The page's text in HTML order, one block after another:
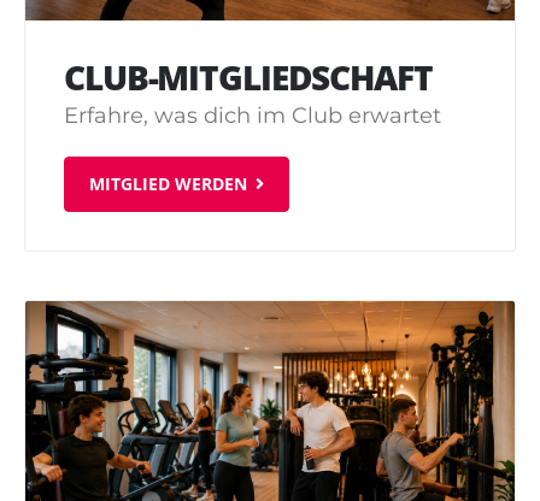
CLUB-MITGLIEDSCHAFT
Erfahre, was dich im Club erwartet
MITGLIED WERDEN